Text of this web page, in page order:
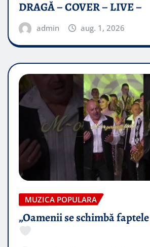
DRAGĂ – COVER – LIVE –
admin aug. 1, 2026
MUZICA POPULARA
„Oamenii se schimbă